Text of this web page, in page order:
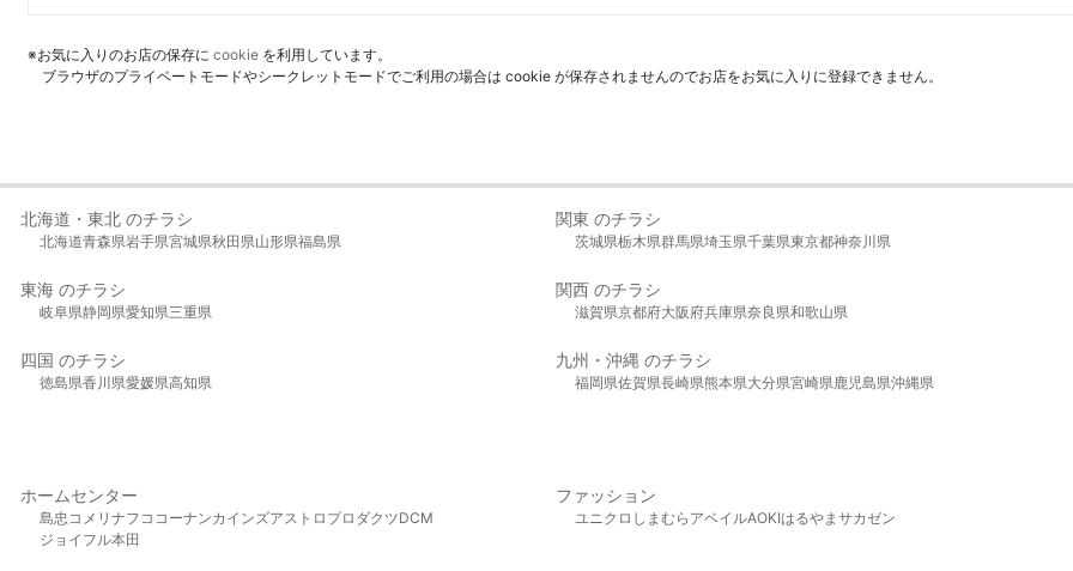
※お気に入りのお店の保存に cookie を利用しています。
ブラウザのプライベートモードやシークレットモードでご利用の場合は cookie が保存されませんのでお店をお気に入りに登録できません。
北海道・東北 のチラシ
北海道青森県岩手県宮城県秋田県山形県福島県
関東 のチラシ
茨城県栃木県群馬県埼玉県千葉県東京都神奈川県
東海 のチラシ
岐阜県静岡県愛知県三重県
関西 のチラシ
滋賀県京都府大阪府兵庫県奈良県和歌山県
四国 のチラシ
徳島県香川県愛媛県高知県
九州・沖縄 のチラシ
福岡県佐賀県長崎県熊本県大分県宮崎県鹿児島県沖縄県
ホームセンター
島忠 コメリ ナフコ コーナンカインズアストロプロダクツDCM
ジョイフル本田
ファッション
ユニクロ しまむら アベイルAOKIはるやま サカゼン